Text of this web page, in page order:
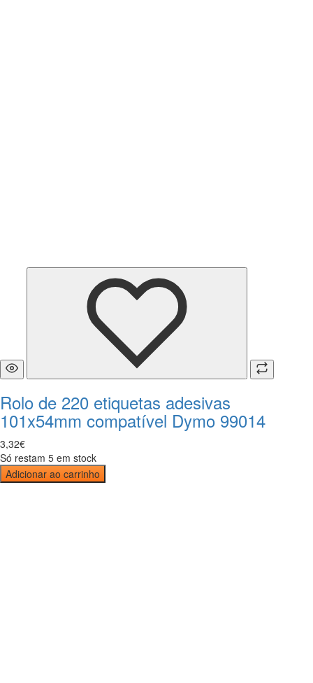
Rolo de 220 etiquetas adesivas
101x54mm compatível Dymo 99014
3,32€
Só restam 5 em stock
Adicionar ao carrinho